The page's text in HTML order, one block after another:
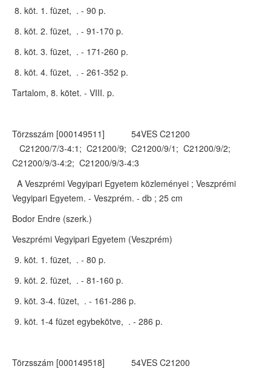
8. köt. 1. füzet, . - 90 p.
8. köt. 2. füzet, . - 91-170 p.
8. köt. 3. füzet, . - 171-260 p.
8. köt. 4. füzet, . - 261-352 p.
Tartalom, 8. kötet. - VIII. p.
Törzsszám [000149511] 54VES C21200
C21200/7/3-4:1; C21200/9; C21200/9/1; C21200/9/2;
C21200/9/3-4:2; C21200/9/3-4:3
A Veszprémi Vegyipari Egyetem közleményei ; Veszprémi
Vegyipari Egyetem. - Veszprém. - db ; 25 cm
Bodor Endre (szerk.)
Veszprémi Vegyipari Egyetem (Veszprém)
9. köt. 1. füzet, . - 80 p.
9. köt. 2. füzet, . - 81-160 p.
9. köt. 3-4. füzet, . - 161-286 p.
9. köt. 1-4 füzet egybekötve, . - 286 p.
Törzsszám [000149518] 54VES C21200